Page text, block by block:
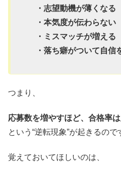
・志望動機が薄くなる
・本気度が伝わらない
・ミスマッチが増える
・落ち癖がついて自信
つまり、
応募数を増やすほど、合格率
という“逆転現象”が起きるので
覚えておいてほしいのは、